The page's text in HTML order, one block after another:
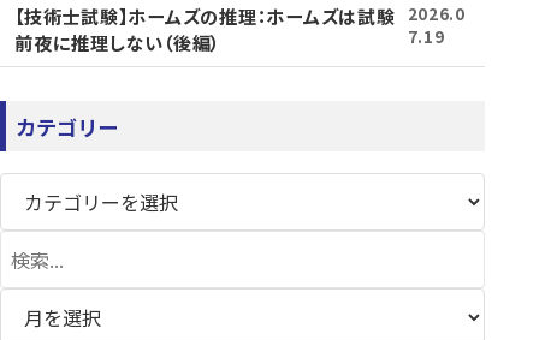
【技術士試験】ホームズの推理：ホームズは試験
前夜に推理しない（後編）
2026.0
7.19
カテゴリー
索